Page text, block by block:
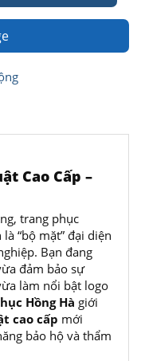
Cao Cấp –
trang phục
“bộ mặt” đại diện
Bạn đang
đảm bảo sự
làm nổi bật logo
Hồng Hà giới
cao cấp mới
bảo hộ và thẩm